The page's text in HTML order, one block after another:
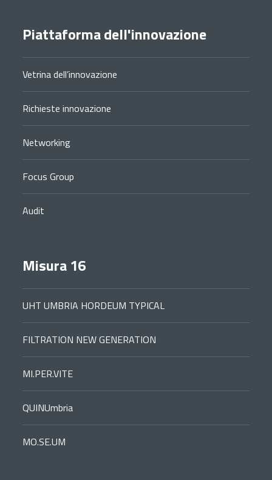
Piattaforma dell'innovazione
Vetrina dell’innovazione
Richieste innovazione
Networking
Focus Group
Audit
Misura 16
UHT UMBRIA HORDEUM TYPICAL
FILTRATION NEW GENERATION
MI.PER.VITE
QUINUmbria
MO.SE.UM